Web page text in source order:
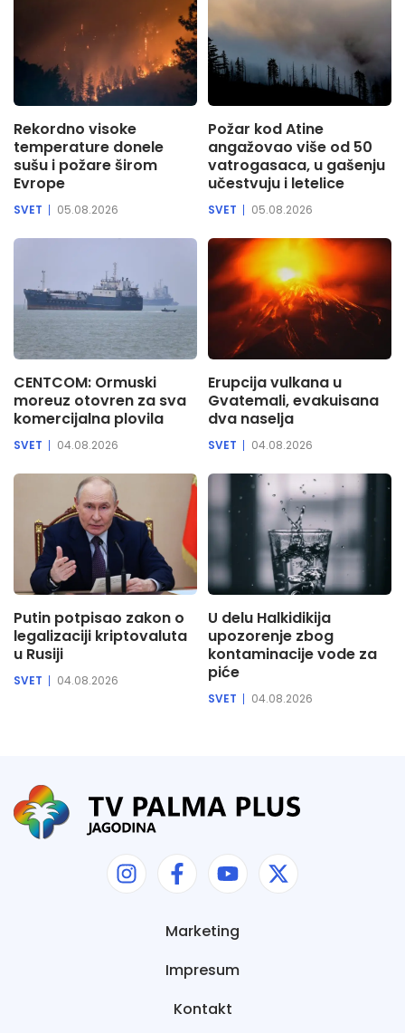
Rekordno visoke
temperature donele
sušu i požare širom
Evrope
SVET 05.08.2026
Požar kod Atine
angažovao više od 50
vatrogasaca, u gašenju
učestvuju i letelice
SVET 05.08.2026
CENTCOM: Ormuski
moreuz otovren za sva
komercijalna plovila
SVET 04.08.2026
Erupcija vulkana u
Gvatemali, evakuisana
dva naselja
SVET 04.08.2026
Putin potpisao zakon o
legalizaciji kriptovaluta
u Rusiji
SVET 04.08.2026
U delu Halkidikija
upozorenje zbog
kontaminacije vode za
piće
SVET 04.08.2026
Marketing
Impresum
Kontakt